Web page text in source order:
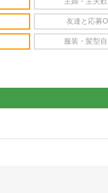
友達と応募
服装・髪型